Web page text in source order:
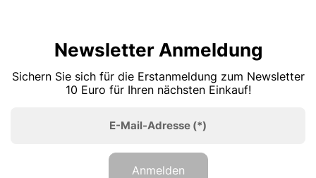
Newsletter Anmeldung
Sichern Sie sich für die Erstanmeldung zum Newsletter
10 Euro für Ihren nächsten Einkauf!
E-Mail-Adresse (*)
Anmelden